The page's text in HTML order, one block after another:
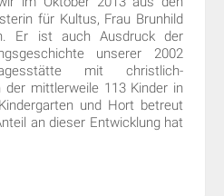
für Kultus, Frau Brunhild
Er ist auch Ausdruck der
unserer 2002
mit christlich-
der mittlerweile 113 Kinder in
und Hort betreut
an dieser Entwicklung hat